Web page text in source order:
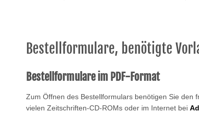
Bestellformulare, benötigte
Bestellformulare im PDF-Format
Zum Öffnen des Bestellformulars benötigen Sie den
vielen Zeitschriften-CD-ROMs oder im Internet bei